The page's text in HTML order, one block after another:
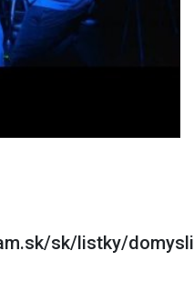
sk/listky/